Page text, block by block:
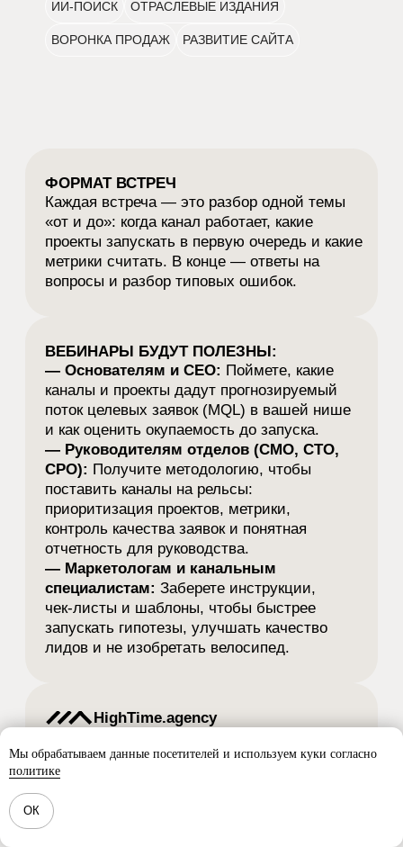
Помогает IT/Tech-компаниям в
продвижения в Tech нишах.
Мы обрабатываем данные посетителей и используем куки согласно
политике
ОК